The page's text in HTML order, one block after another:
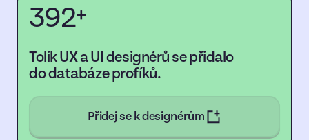
392+
Tolik UX a UI designérů se přidalo
do databáze profíků.
Přidej se k designérům